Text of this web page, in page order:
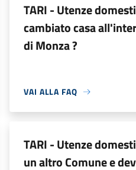
TARI - Utenze
cambiato casa
di Monza ?
VAI ALLA FAQ
TARI - Utenze
un altro Comune e